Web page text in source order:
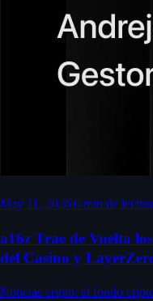
May 11, 2026|6 min de
a16z Trae de Vuelta
del Casino y
Noticias cripto: el fondo